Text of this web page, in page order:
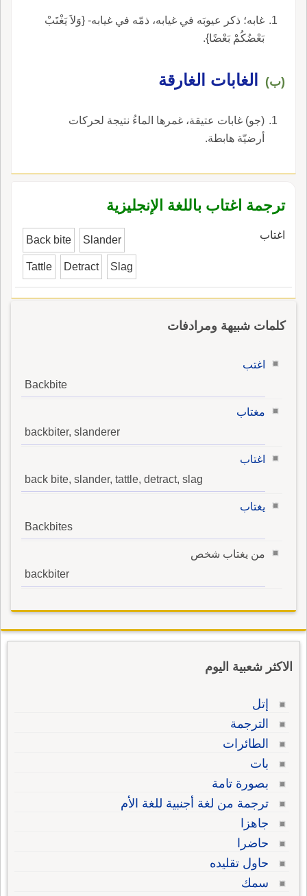
غابه؛ ذكر عيوبَه في غيابه، ذمّه في غيابه- {وَلاَ يَغْتَبْ
بَعْضُكُمْ بَعْضًا}.
(ب) الغابات الغارقة
(جو) غابات عتيقة، غمرها الماءُ نتيجة لحركات
أرضيّة هابطة.
ترجمة اغتاب باللغة الإنجليزية
اغتاب Back bite Slander
Tattle Detract Slag
كلمات شبيهة ومرادفات
اغتب
Backbite
مغتاب
backbiter, slanderer
اغتاب
back bite, slander, tattle, detract, slag
يغتاب
Backbites
من يغتاب شخص
backbiter
الاكثر شعبية اليوم
إتل
الترجمة
الطائرات
بات
بصورة تامة
ترجمة من لغة أجنبية للغة الأم
جاهزا
حاضرا
حاول تقليده
سمك